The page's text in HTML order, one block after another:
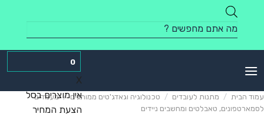
content
Products
search
0
X
אין מוצרים בסל
הצעת המחיר
עמוד הבית / מתנות לעובדים / טכנולוגיה וגאדג'טים ממותגים / מעמדים
לסמארטפונים, טאבלטים ומחשבים ניידים